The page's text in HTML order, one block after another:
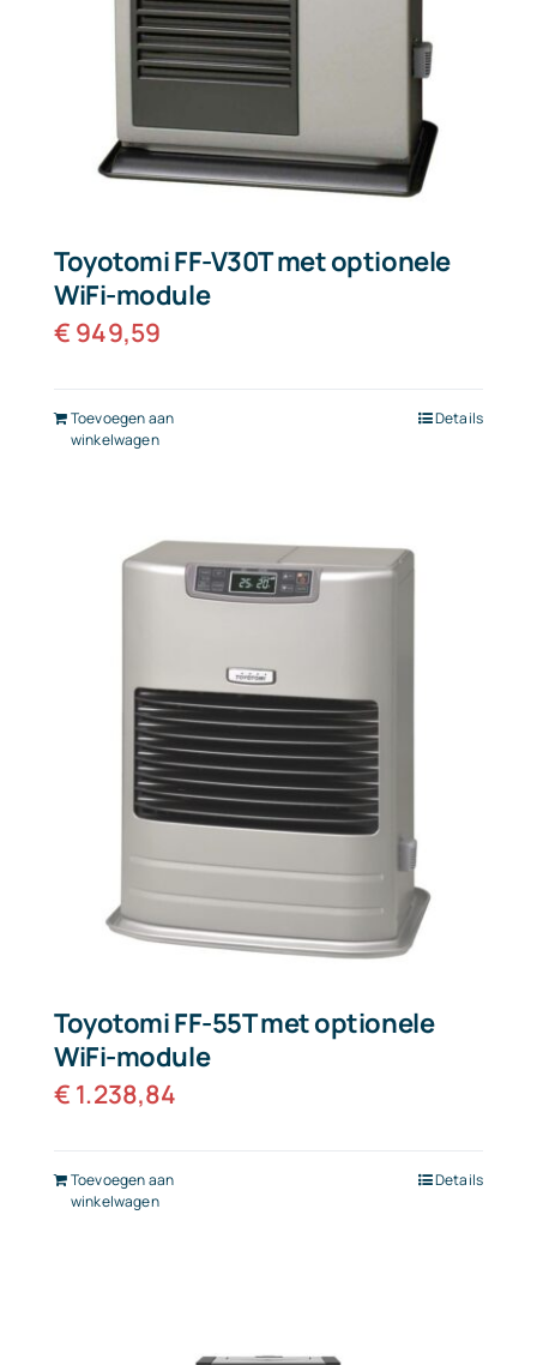
Toyotomi FF-V30T met optionele
WiFi-module
€ 949,59
Toevoegen aan
winkelwagen
Details
Toyotomi FF-55T met optionele
WiFi-module
€ 1.238,84
Toevoegen aan
winkelwagen
Details